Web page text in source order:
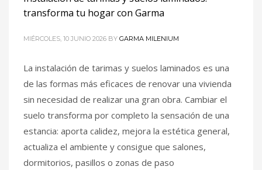
transforma tu hogar con Garma
MIÉRCOLES, 10 JUNIO 2026 BY GARMA MILENIUM
La instalación de tarimas y suelos laminados es una
de las formas más eficaces de renovar una vivienda
sin necesidad de realizar una gran obra. Cambiar el
suelo transforma por completo la sensación de una
estancia: aporta calidez, mejora la estética general,
actualiza el ambiente y consigue que salones,
dormitorios, pasillos o zonas de paso